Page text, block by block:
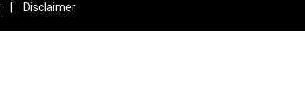
Disclaimer